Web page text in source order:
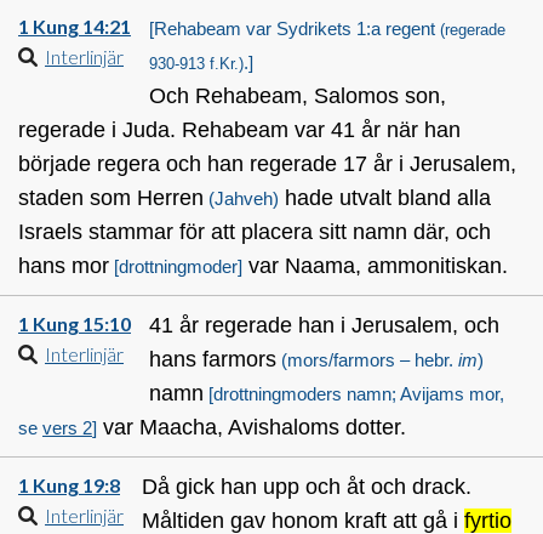
1 Kung 14:21
Interlinjär
[Rehabeam var Sydrikets 1:a regent (regerade
930-913 f.Kr.).]
Och Rehabeam, Salomos son,
regerade i Juda. Rehabeam var 41 år när han
började regera och han regerade 17 år i Jerusalem,
staden som Herren (Jahveh) hade utvalt bland alla
Israels stammar för att placera sitt namn där, och
hans mor [drottningmoder] var Naama, ammonitiskan.
1 Kung 15:10
Interlinjär
41 år regerade han i Jerusalem, och
hans farmors (mors/farmors – hebr. im)
namn [drottningmoders namn; Avijams mor,
se vers 2] var Maacha, Avishaloms dotter.
1 Kung 19:8
Interlinjär
Då gick han upp och åt och drack.
Måltiden gav honom kraft att gå i fyrtio